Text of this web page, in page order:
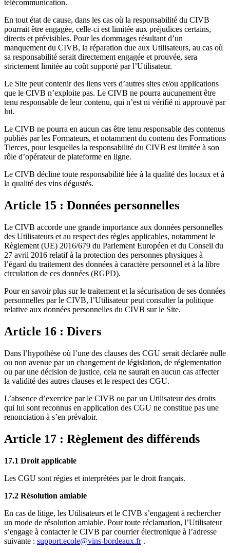
télécommunication.
En tout état de cause, dans les cas où la responsabilité du CIVB
pourrait être engagée, celle-ci est limitée aux préjudices certains,
directs et prévisibles. Pour les dommages résultant d’un
manquement du CIVB, la réparation due aux Utilisateurs, au cas où
sa responsabilité serait directement engagée et prouvée, sera
strictement limitée au coût supporté par l’Utilisateur.
Le Site peut contenir des liens vers d’autres sites et/ou applications
que le CIVB n’exploite pas. Le CIVB ne pourra aucunement être
tenu responsable de leur contenu, qui n’est ni vérifié ni approuvé par
lui.
Le CIVB ne pourra en aucun cas être tenu responsable des contenus
publiés par les Formateurs, et notamment du contenu des Formations
Tierces, pour lesquelles la responsabilité du CIVB est limitée à son
rôle d’opérateur de plateforme en ligne.
Le CIVB décline toute responsabilité liée à la qualité des locaux et à
la qualité des vins dégustés.
Article 15 : Données personnelles
Le CIVB accorde une grande importance aux données personnelles
des Utilisateurs et au respect des règles applicables, notamment le
Règlement (UE) 2016/679 du Parlement Européen et du Conseil du
27 avril 2016 relatif à la protection des personnes physiques à
l’égard du traitement des données à caractère personnel et à la libre
circulation de ces données (RGPD).
Pour en savoir plus sur le traitement et la sécurisation de ses données
personnelles par le CIVB, l’Utilisateur peut consulter la politique
relative aux données personnelles du CIVB sur le Site.
Article 16 : Divers
Dans l’hypothèse où l’une des clauses des CGU serait déclarée nulle
ou non avenue par un changement de législation, de réglementation
ou par une décision de justice, cela ne saurait en aucun cas affecter
la validité des autres clauses et le respect des CGU.
L’absence d’exercice par le CIVB ou par un Utilisateur des droits
qui lui sont reconnus en application des CGU ne constitue pas une
renonciation à s’en prévaloir.
Article 17 : Règlement des différends
17.1 Droit applicable
Les CGU sont régies et interprétées par le droit français.
17.2 Résolution amiable
En cas de litige, les Utilisateurs et le CIVB s’engagent à rechercher
un mode de résolution amiable. Pour toute réclamation, l’Utilisateur
s’engage à contacter le CIVB par courrier électronique à l’adresse
suivante : support.ecole@vins-bordeaux.fr.